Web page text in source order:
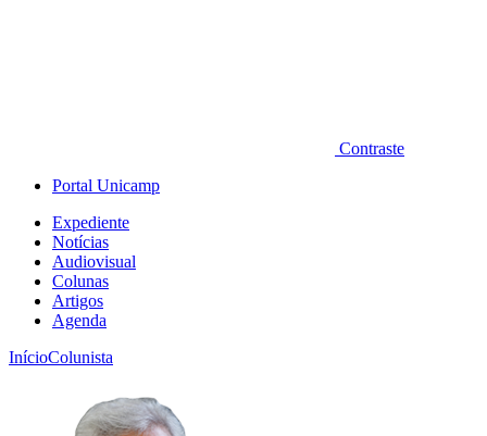
Contraste
Portal Unicamp
Expediente
Notícias
Audiovisual
Colunas
Artigos
Agenda
InícioColunista